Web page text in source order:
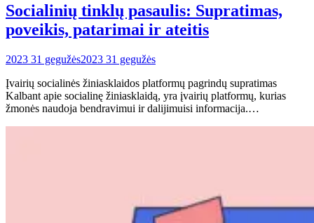
Socialinių tinklų pasaulis: Supratimas,
poveikis, patarimai ir ateitis
2023 31 gegužės2023 31 gegužės
Įvairių socialinės žiniasklaidos platformų pagrindų supratimas
Kalbant apie socialinę žiniasklaidą, yra įvairių platformų, kurias
žmonės naudoja bendravimui ir dalijimuisi informacija.…